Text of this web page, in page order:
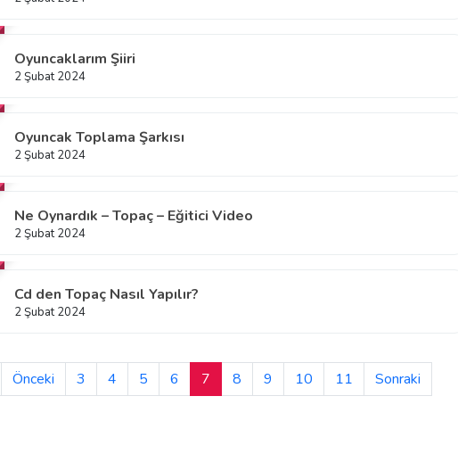
Oyuncaklarım Şiiri
2 Şubat 2024
Oyuncak Toplama Şarkısı
2 Şubat 2024
Ne Oynardık – Topaç – Eğitici Video
2 Şubat 2024
Cd den Topaç Nasıl Yapılır?
2 Şubat 2024
Önceki 3 4 5 6 7 8 9 10 11 Sonraki